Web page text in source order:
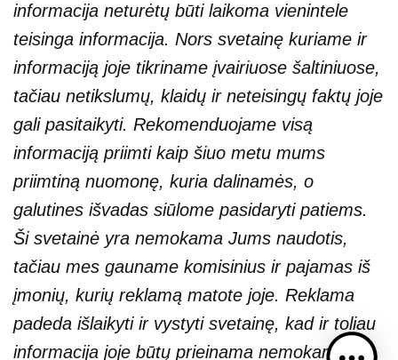
informacija neturėtų būti laikoma vienintele
teisinga informacija. Nors svetainę kuriame ir
informaciją joje tikriname įvairiuose šaltiniuose,
tačiau netikslumų, klaidų ir neteisingų faktų joje
gali pasitaikyti. Rekomenduojame visą
informaciją priimti kaip šiuo metu mums
priimtiną nuomonę, kuria dalinamės, o
galutines išvadas siūlome pasidaryti patiems.
Ši svetainė yra nemokama Jums naudotis,
tačiau mes gauname komisinius ir pajamas iš
įmonių, kurių reklamą matote joje. Reklama
padeda išlaikyti ir vystyti svetainę, kad ir toliau
informacija joje būtų prieinama nemokamai.